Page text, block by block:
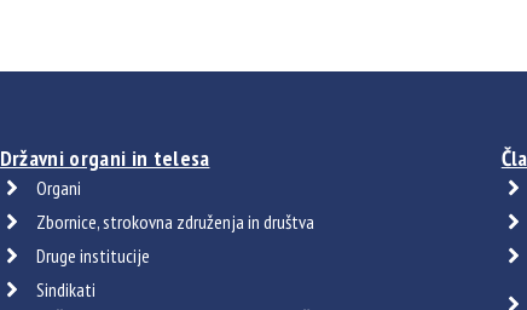
Državni organi in telesa
Organi
Zbornice, strokovna združenja in društva
Druge institucije
Sindikati